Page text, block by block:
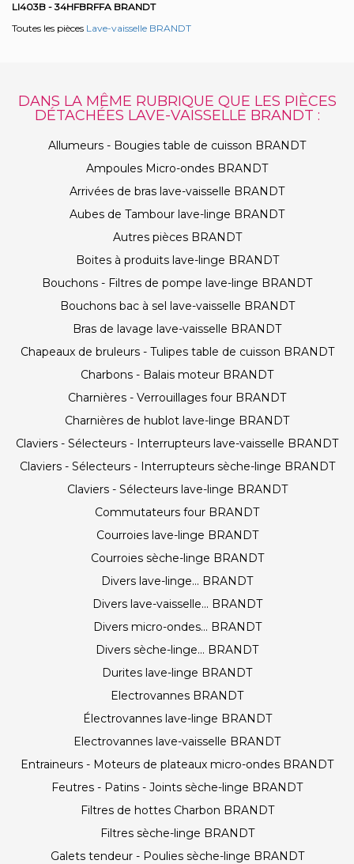
LI403B - 34HFBRFFA BRANDT
Toutes les pièces Lave-vaisselle BRANDT
DANS LA MÊME RUBRIQUE QUE LES PIÈCES
DÉTACHÉES LAVE-VAISSELLE BRANDT :
Allumeurs - Bougies table de cuisson BRANDT
Ampoules Micro-ondes BRANDT
Arrivées de bras lave-vaisselle BRANDT
Aubes de Tambour lave-linge BRANDT
Autres pièces BRANDT
Boites à produits lave-linge BRANDT
Bouchons - Filtres de pompe lave-linge BRANDT
Bouchons bac à sel lave-vaisselle BRANDT
Bras de lavage lave-vaisselle BRANDT
Chapeaux de bruleurs - Tulipes table de cuisson BRANDT
Charbons - Balais moteur BRANDT
Charnières - Verrouillages four BRANDT
Charnières de hublot lave-linge BRANDT
Claviers - Sélecteurs - Interrupteurs lave-vaisselle BRANDT
Claviers - Sélecteurs - Interrupteurs sèche-linge BRANDT
Claviers - Sélecteurs lave-linge BRANDT
Commutateurs four BRANDT
Courroies lave-linge BRANDT
Courroies sèche-linge BRANDT
Divers lave-linge... BRANDT
Divers lave-vaisselle... BRANDT
Divers micro-ondes... BRANDT
Divers sèche-linge... BRANDT
Durites lave-linge BRANDT
Electrovannes BRANDT
Électrovannes lave-linge BRANDT
Electrovannes lave-vaisselle BRANDT
Entraineurs - Moteurs de plateaux micro-ondes BRANDT
Feutres - Patins - Joints sèche-linge BRANDT
Filtres de hottes Charbon BRANDT
Filtres sèche-linge BRANDT
Galets tendeur - Poulies sèche-linge BRANDT